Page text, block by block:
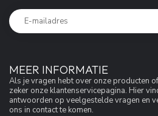
MEER INFORMATIE
Als je vragen hebt over onze producten
zeker onze klantenservicepagina. Hier
antwoorden op veelgestelde vragen en
ons in contact te komen.